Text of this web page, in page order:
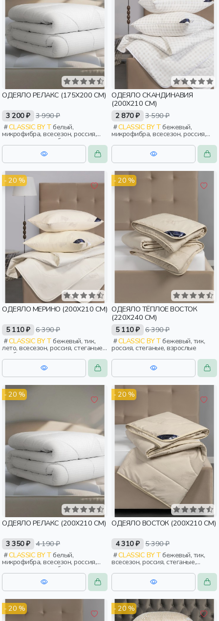
ОДЕЯЛО РЕЛАКС (175Х200 СМ)
3 200 ₽ 3 990 ₽
CLASSIC BY Tбелый,
микрофибра, всесезон, россия,
стеганые, тонкие, бархат,
взрослые
ОДЕЯЛО СКАНДИНАВИЯ
(200Х210 СМ)
2 870 ₽ 3 590 ₽
CLASSIC BY Tбежевый,
микрофибра, всесезон, россия,
стеганые, тонкие, взрослые
- 20 %
ОДЕЯЛО МЕРИНО (200Х210 СМ)
5 110 ₽ 6 390 ₽
CLASSIC BY Tбежевый, тик,
лето, всесезон, россия, стеганые,
свободные, тонкие, эластичные,
анатомические, взрослые
- 20 %
ОДЕЯЛО ТЁПЛОЕ ВОСТОК
(220Х240 СМ)
5 110 ₽ 6 390 ₽
CLASSIC BY Tбежевый, тик,
россия, стеганые, взрослые
- 20 %
ОДЕЯЛО РЕЛАКС (200Х210 СМ)
3 350 ₽ 4 190 ₽
CLASSIC BY Tбелый,
микрофибра, всесезон, россия,
стеганые, тонкие, бархат,
взрослые
- 20 %
ОДЕЯЛО ВОСТОК (200Х210 СМ)
4 310 ₽ 5 390 ₽
CLASSIC BY Tбежевый, тик,
всесезон, россия, стеганые,
- 20 % - 20 %